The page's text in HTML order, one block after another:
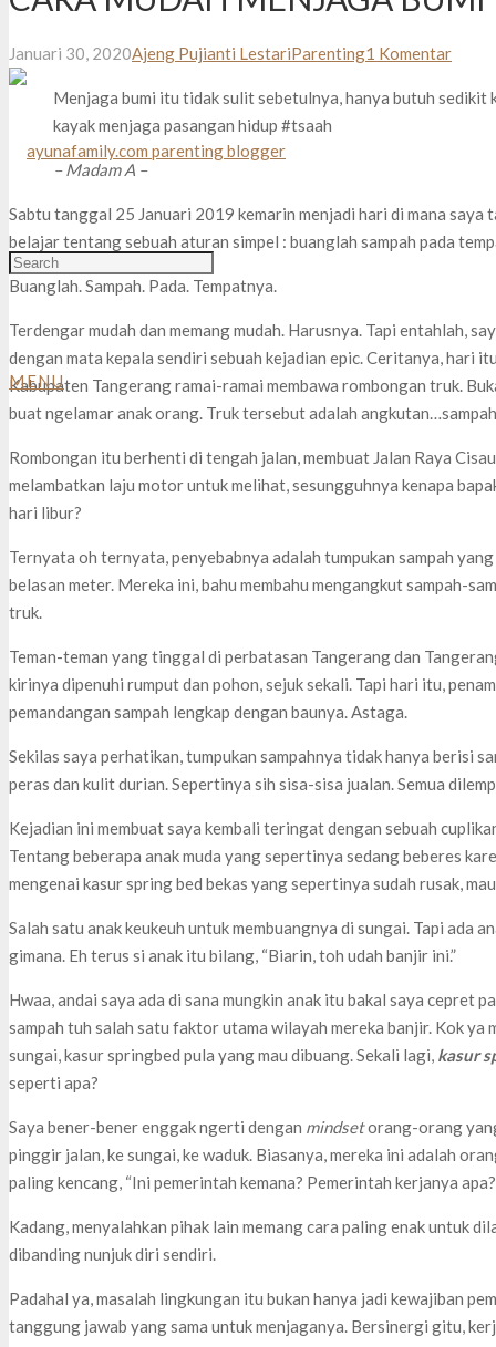
MENU
Januari 30, 2020Ajeng Pujianti LestariParenting1 Komentar
Menjaga bumi itu tidak sulit sebetulnya, hanya butuh sedikit
kayak menjaga pasangan hidup #tsaah
– Madam A –
Sabtu tanggal 25 Januari 2019 kemarin menjadi hari di mana saya
belajar tentang sebuah aturan simpel : buanglah sampah pada
Buanglah. Sampah. Pada. Tempatnya.
Terdengar mudah dan memang mudah. Harusnya. Tapi entahlah,
dengan mata kepala sendiri sebuah kejadian epic. Ceritanya, hari
Kabupaten Tangerang ramai-ramai membawa rombongan truk.
buat ngelamar anak orang. Truk tersebut adalah
Rombongan itu berhenti di tengah jalan, membuat Jalan Raya
melambatkan laju motor untuk melihat, sesungguhnya kenapa
hari libur?
Ternyata oh ternyata, penyebabnya adalah tumpukan sampah
belasan meter. Mereka ini, bahu membahu mengangkut sampah-
truk.
Teman-teman yang tinggal di perbatasan Tangerang dan
kirinya dipenuhi rumput dan pohon, sejuk sekali. Tapi hari itu,
pemandangan sampah lengkap dengan baunya. Astaga.
Sekilas saya perhatikan, tumpukan sampahnya tidak hanya berisi
peras dan kulit durian. Sepertinya sih sisa-sisa jualan. Semua
Kejadian ini membuat saya kembali teringat dengan sebuah
Tentang beberapa anak muda yang sepertinya sedang beberes
mengenai kasur spring bed bekas yang sepertinya sudah rusak,
Salah satu anak keukeuh untuk membuangnya di sungai. Tapi ada
gimana. Eh terus si anak itu bilang, “Biarin, toh udah banjir ini.”
Hwaa, andai saya ada di sana mungkin anak itu bakal saya cepret
sampah tuh salah satu faktor utama wilayah mereka banjir. Kok ya
sungai, kasur springbed pula yang mau dibuang. Sekali lagi, kasur
seperti apa?
Saya bener-bener enggak ngerti dengan mindsetorang-orang
pinggir jalan, ke sungai, ke waduk. Biasanya, mereka ini adalah
paling kencang, “Ini pemerintah kemana? Pemerintah kerjanya
Kadang, menyalahkan pihak lain memang cara paling enak untuk
dibanding nunjuk diri sendiri.
Padahal ya, masalah lingkungan itu bukan hanya jadi kewajiban
tanggung jawab yang sama untuk menjaganya. Bersinergi gitu,